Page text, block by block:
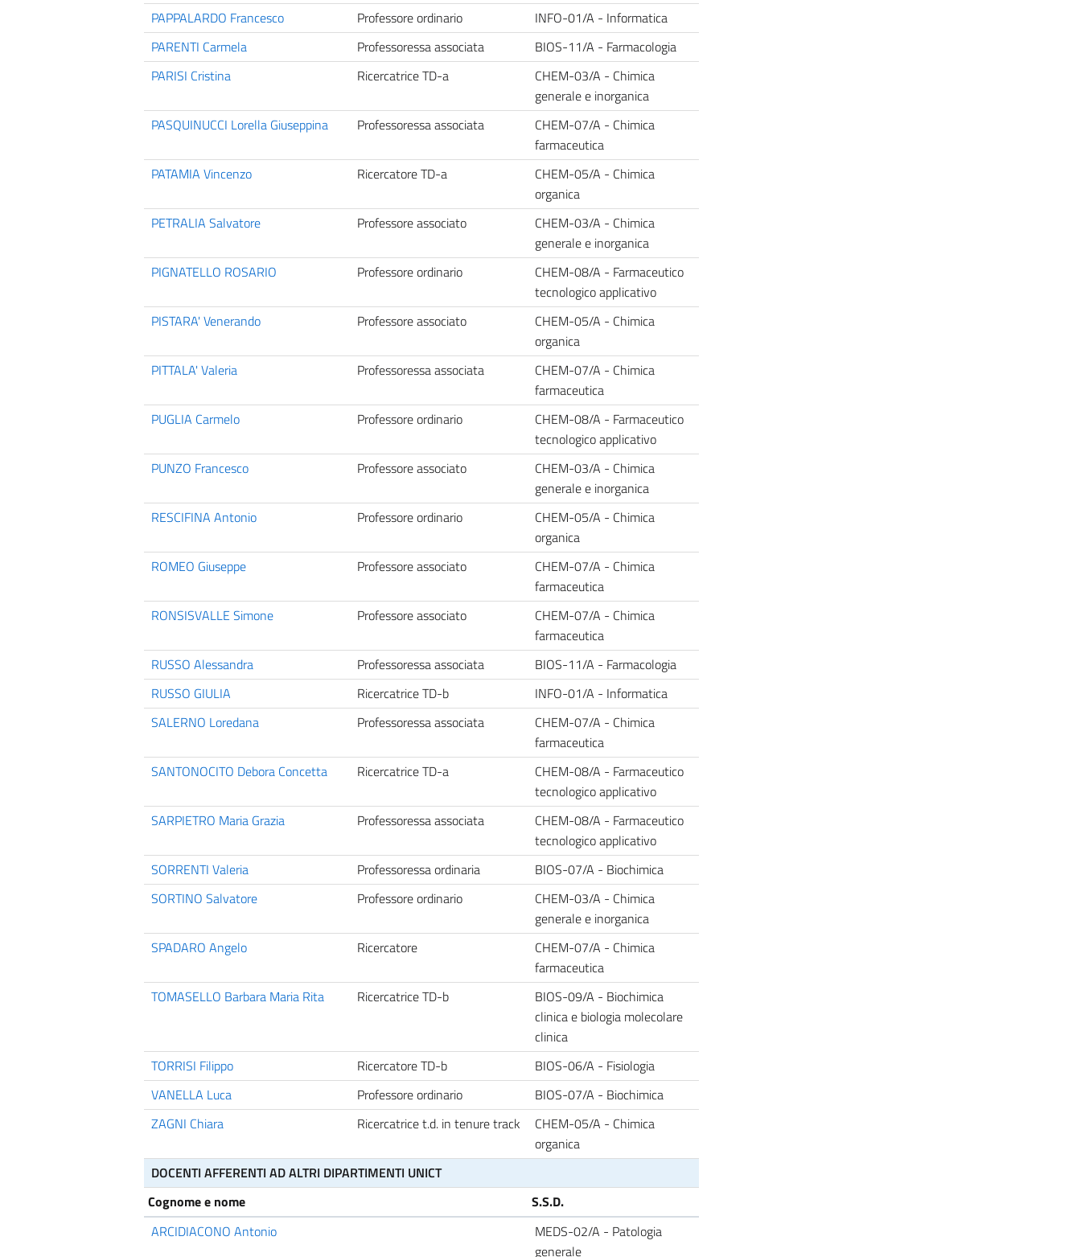
PAPPALARDO Francesco
Professore ordinario
INFO-01/A - Informatica
PARENTI Carmela
Professoressa associata
BIOS-11/A - Farmacologia
PARISI Cristina
Ricercatrice TD-a
CHEM-03/A - Chimica
generale e inorganica
PASQUINUCCI Lorella Giuseppina
Professoressa associata
CHEM-07/A - Chimica
farmaceutica
PATAMIA Vincenzo
Ricercatore TD-a
CHEM-05/A - Chimica
organica
PETRALIA Salvatore
Professore associato
CHEM-03/A - Chimica
generale e inorganica
PIGNATELLO ROSARIO
Professore ordinario
CHEM-08/A - Farmaceutico
tecnologico applicativo
PISTARA' Venerando
Professore associato
CHEM-05/A - Chimica
organica
PITTALA' Valeria
Professoressa associata
CHEM-07/A - Chimica
farmaceutica
PUGLIA Carmelo
Professore ordinario
CHEM-08/A - Farmaceutico
tecnologico applicativo
PUNZO Francesco
Professore associato
CHEM-03/A - Chimica
generale e inorganica
RESCIFINA Antonio
Professore ordinario
CHEM-05/A - Chimica
organica
ROMEO Giuseppe
Professore associato
CHEM-07/A - Chimica
farmaceutica
RONSISVALLE Simone
Professore associato
CHEM-07/A - Chimica
farmaceutica
RUSSO Alessandra
Professoressa associata
BIOS-11/A - Farmacologia
RUSSO GIULIA
Ricercatrice TD-b
INFO-01/A - Informatica
SALERNO Loredana
Professoressa associata
CHEM-07/A - Chimica
farmaceutica
SANTONOCITO Debora Concetta
Ricercatrice TD-a
CHEM-08/A - Farmaceutico
tecnologico applicativo
SARPIETRO Maria Grazia
Professoressa associata
CHEM-08/A - Farmaceutico
tecnologico applicativo
SORRENTI Valeria
Professoressa ordinaria
BIOS-07/A - Biochimica
SORTINO Salvatore
Professore ordinario
CHEM-03/A - Chimica
generale e inorganica
SPADARO Angelo
Ricercatore
CHEM-07/A - Chimica
farmaceutica
TOMASELLO Barbara Maria Rita
Ricercatrice TD-b
BIOS-09/A - Biochimica
clinica e biologia molecolare
clinica
TORRISI Filippo
Ricercatore TD-b
BIOS-06/A - Fisiologia
VANELLA Luca
Professore ordinario
BIOS-07/A - Biochimica
ZAGNI Chiara
Ricercatrice t.d. in tenure track
CHEM-05/A - Chimica
organica
DOCENTI AFFERENTI AD ALTRI DIPARTIMENTI UNICT
Cognome e nome
S.S.D.
ARCIDIACONO Antonio
MEDS-02/A - Patologia
generale